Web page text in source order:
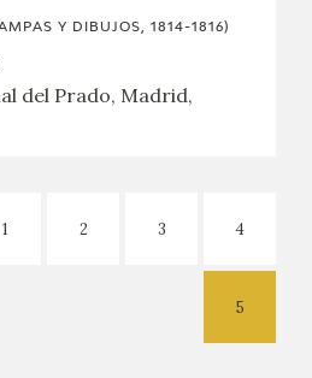
Y DIBUJOS, 1814-1816)
del Prado, Madrid,
1 2 3 4
5